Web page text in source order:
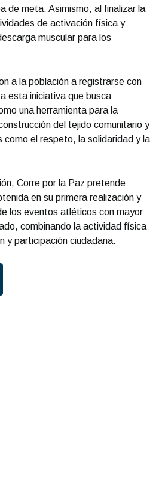
de meta. Asimismo, al finalizar la
de activación física y
muscular para los
a la población a registrarse con
esta iniciativa que busca
una herramienta para la
del tejido comunitario y
como el respeto, la solidaridad y la
Corre por la Paz pretende
en su primera realización y
los eventos atléticos con mayor
combinando la actividad física
y participación ciudadana.